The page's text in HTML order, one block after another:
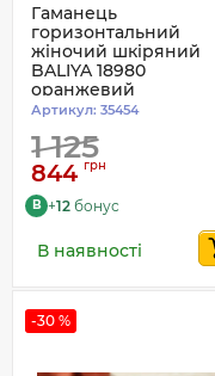
Гаманець
горизонтальний
жіночий шкіряний
BALIYA 18980
оранжевий
Артикул: 35454
1 125
844 грн
B +12 бонус
В наявності
-30 %